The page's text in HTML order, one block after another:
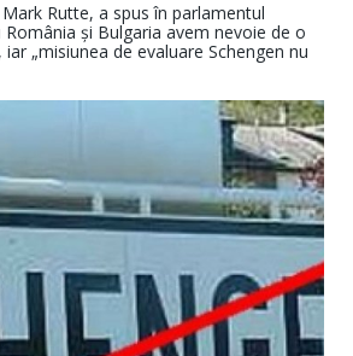
Rutte, a spus în parlamentul
și Bulgaria avem nevoie de o
iar „misiunea de evaluare Schengen nu